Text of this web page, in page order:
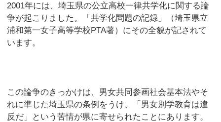
2001年には、埼玉県の公立高校一律共学化に関する論
争が起こりました。「共学化問題の記録」（埼玉県立
浦和第一女子高等学校PTA著）にその全貌が記されて
います。
この論争のきっかけは、男女共同参画社会基本法やそ
れに準じた埼玉県の条例をうけ、「男女別学教育は違
反だ」という苦情が県に寄せられたことにあります。